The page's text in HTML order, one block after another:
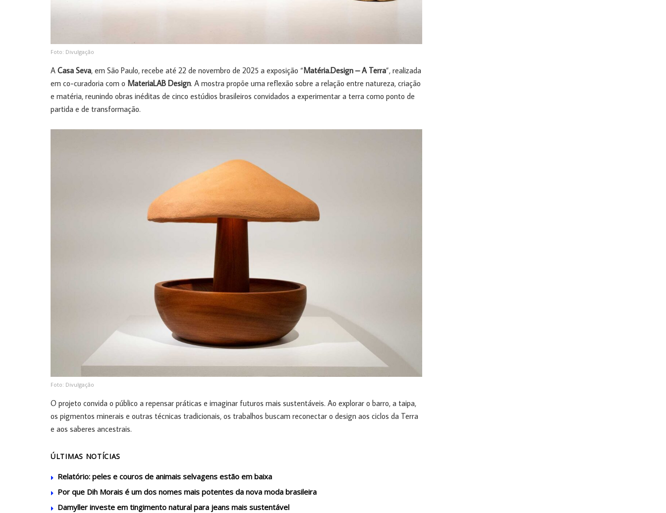
Foto: Divulgação
A Casa Seva, em São Paulo, recebe até 22 de novembro de 2025 a exposição “Matéria.Design – A Terra”, realizada
em co-curadoria com o MateriaLAB Design. A mostra propõe uma reflexão sobre a relação entre natureza, criação
e matéria, reunindo obras inéditas de cinco estúdios brasileiros convidados a experimentar a terra como ponto de
partida e de transformação.
Foto: Divulgação
O projeto convida o público a repensar práticas e imaginar futuros mais sustentáveis. Ao explorar o barro, a taipa,
os pigmentos minerais e outras técnicas tradicionais, os trabalhos buscam reconectar o design aos ciclos da Terra
e aos saberes ancestrais.
ÚLTIMAS NOTÍCIAS
Relatório: peles e couros de animais selvagens estão em baixa
Por que Dih Morais é um dos nomes mais potentes da nova moda brasileira
Damyller investe em tingimento natural para jeans mais sustentável